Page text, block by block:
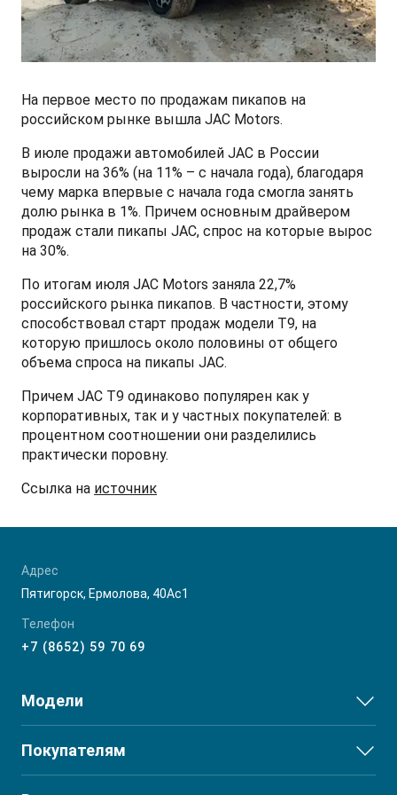
JS6 Кроссовер
от 1 949 000 ₽*
J7 Лифтбек
от 1 749 000 ₽*
JAC T8 PRO Пикап
ФИНАНСЫ И УСЛУГИ
Кредитование
Лизинг
ПОДДЕРЖКА
Помощь на дорогах
Дополнительные программы помощи на дорогах
Руководство по обслуживанию и гарантия
Руководства по эксплуатации
СМИ о нас
Контакты
Правовая информация
Партнеры
На первое место по продажам пикапов на
российском рынке вышла JAC Motors.
В июле продажи автомобилей JAC в России
выросли на 36% (на 11% – с начала года), благодаря
чему марка впервые с начала года смогла занять
долю рынка в 1%. Причем основным драйвером
продаж стали пикапы JAC, спрос на которые вырос
на 30%.
По итогам июля JAC Motors заняла 22,7%
российского рынка пикапов. В частности, этому
способствовал старт продаж модели Т9, на
которую пришлось около половины от общего
объема спроса на пикапы JAC.
Причем JAC Т9 одинаково популярен как у
корпоративных, так и у частных покупателей: в
процентном соотношении они разделились
практически поровну.
Ссылка на источник
Адрес
Пятигорск, Ермолова, 40Ас1
Телефон
+7 (8652) 59 70 69
Модели
JS3
JS6
Покупателям